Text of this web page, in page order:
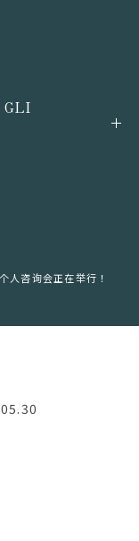
GLI
人咨询会正在举行！